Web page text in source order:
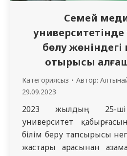
Семей
университетінде
бөлу
отырысы алғаш
Категориясыз Автор:
29.09.2023
2023 жылдың 25-ші
университет
білім беру тапсырысы
жастары арасынан